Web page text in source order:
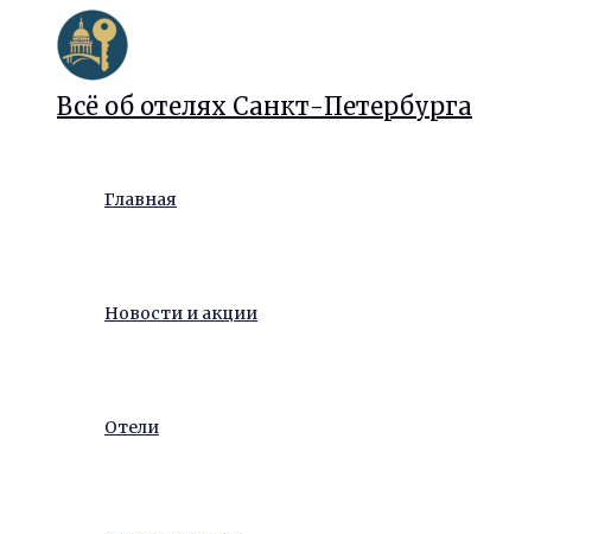
Перейти
содержимому
Всё об отелях Санкт-Петербурга
Главная
Новости и акции
Отели